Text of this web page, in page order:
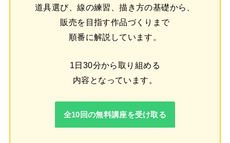
道具選び、線の練習、描き方の基礎から、
販売を目指す作品づくりまで
順番に解説しています。
1日30分から取り組める
内容となっています。
全10回の無料講座を受け取る